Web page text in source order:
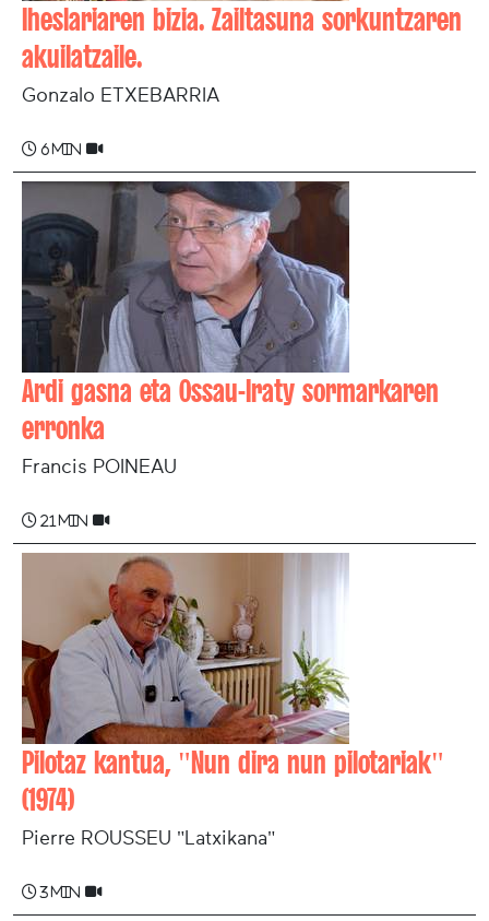
Iheslariaren bizia. Zailtasuna sorkuntzaren
akuilatzaile.
Gonzalo ETXEBARRIA
6 min
Ardi gasna eta Ossau-Iraty sormarkaren
erronka
Francis POINEAU
21 min
Pilotaz kantua, "Nun dira nun pilotariak"
(1974)
Pierre ROUSSEU "Latxikana"
3 min